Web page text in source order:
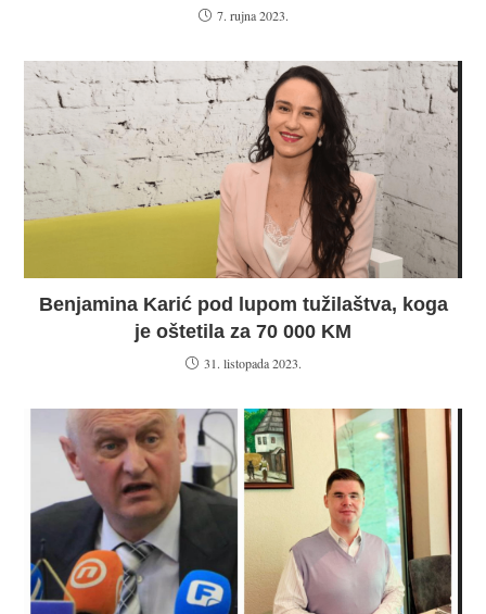
7. rujna 2023.
Benjamina Karić pod lupom tužilaštva, koga
je oštetila za 70 000 KM
31. listopada 2023.